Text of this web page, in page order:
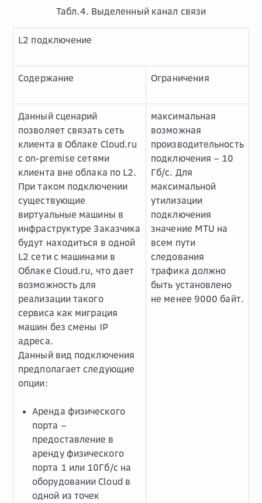
Табл.4. Выделенный канал связи
L2 подключение
Содержание Ограничения
Данный сценарий
позволяет связать сеть
клиента в Облаке Cloud.ru
с on-premise сетями
клиента вне облака по L2.
При таком подключении
существующие
виртуальные машины в
инфраструктуре Заказчика
будут находиться в одной
L2 сети с машинами в
Облаке Cloud.ru, что дает
возможность для
реализации такого
сервиса как миграция
машин без смены IP
адреса.
Данный вид подключения
предполагает следующие
опции:
Аренда физического
порта –
предоставление в
аренду физического
порта 1 или 10Гб/с на
оборудовании Сloud в
одной из точек
максимальная
возможная
производительность
подключения – 10
Гб/с. Для
максимальной
утилизации
подключения
значение MTU на
всем пути
следования
трафика должно
быть установлено
не менее 9000 байт.